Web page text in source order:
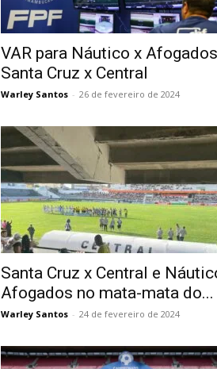
VAR para Náutico x
Santa Cruz x Central
Warley Santos - 26 de fevereiro de 2024
Santa Cruz x Central e
Afogados no mata-mata do...
Warley Santos - 24 de fevereiro de 2024